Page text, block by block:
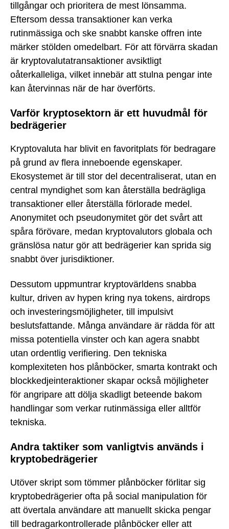
tillgångar och prioritera de mest lönsamma.
Eftersom dessa transaktioner kan verka
rutinmässiga och ske snabbt kanske offren inte
märker stölden omedelbart. För att förvärra skadan
är kryptovalutatransaktioner avsiktligt
oåterkalleliga, vilket innebär att stulna pengar inte
kan återvinnas när de har överförts.
Varför kryptosektorn är ett huvudmål för
bedrägerier
Kryptovaluta har blivit en favoritplats för bedragare
på grund av flera inneboende egenskaper.
Ekosystemet är till stor del decentraliserat, utan en
central myndighet som kan återställa bedrägliga
transaktioner eller återställa förlorade medel.
Anonymitet och pseudonymitet gör det svårt att
spåra förövare, medan kryptovalutors globala och
gränslösa natur gör att bedrägerier kan sprida sig
snabbt över jurisdiktioner.
Dessutom uppmuntrar kryptovärldens snabba
kultur, driven av hypen kring nya tokens, airdrops
och investeringsmöjligheter, till impulsivt
beslutsfattande. Många användare är rädda för att
missa potentiella vinster och kan agera snabbt
utan ordentlig verifiering. Den tekniska
komplexiteten hos plånböcker, smarta kontrakt och
blockkedjeinteraktioner skapar också möjligheter
för angripare att dölja skadligt beteende bakom
handlingar som verkar rutinmässiga eller alltför
tekniska.
Andra taktiker som vanligtvis används i
kryptobedrägerier
Utöver skript som tömmer plånböcker förlitar sig
kryptobedrägerier ofta på social manipulation för
att övertala användare att manuellt skicka pengar
till bedragarkontrollerade plånböcker eller att